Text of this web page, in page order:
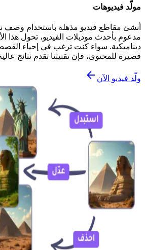
مولّد فيديوهات
أنشئ مقاطع فيديو مذهلة باستخدام
مدعوم بأحدث موديلات الفيديو، تحول هذا
ديناميكية. سواء كنت ترغب في إحياء
قصيرة للمحتوى، فإن تقنيتنا تقدم نتائج
ولّد فيديو الآن